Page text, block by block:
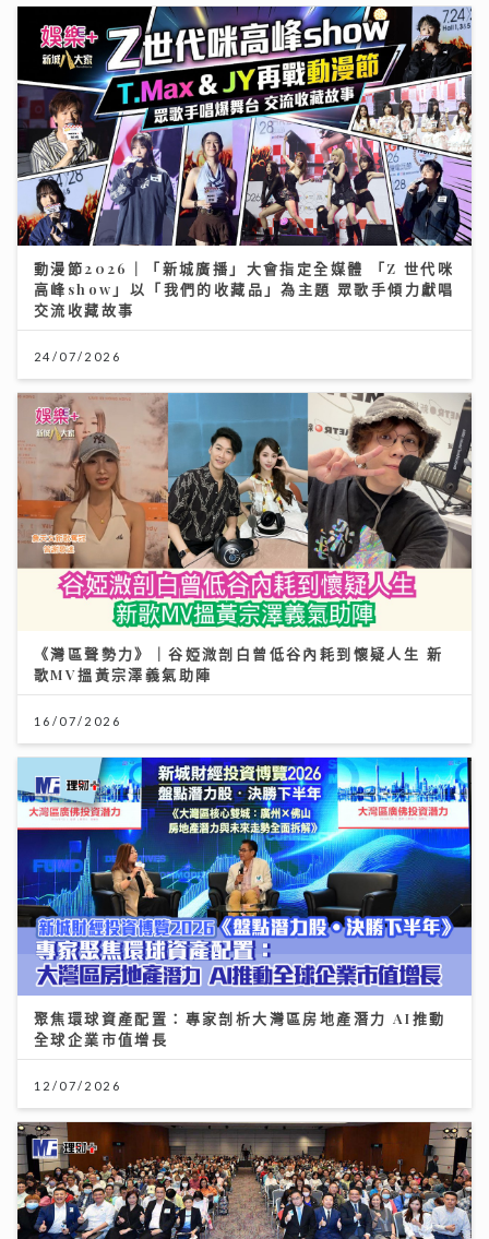
動漫節2026｜「新城廣播」大會指定全媒體 「Z 世代咪
高峰show」以「我們的收藏品」為主題 眾歌手傾力獻唱
交流收藏故事
24/07/2026
《灣區聲勢力》｜谷婭溦剖白曾低谷內耗到懷疑人生 新
歌MV搵黃宗澤義氣助陣
16/07/2026
聚焦環球資產配置：專家剖析大灣區房地產潛力 AI推動
全球企業市值增長
12/07/2026